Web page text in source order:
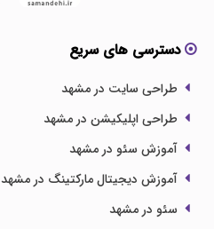
دسترسی های سریع
طراحی سایت در مشهد
طراحی اپلیکیشن در مشهد
آموزش سئو در مشهد
آموزش دیجیتال مارکتینگ در مشهد
سئو در مشهد